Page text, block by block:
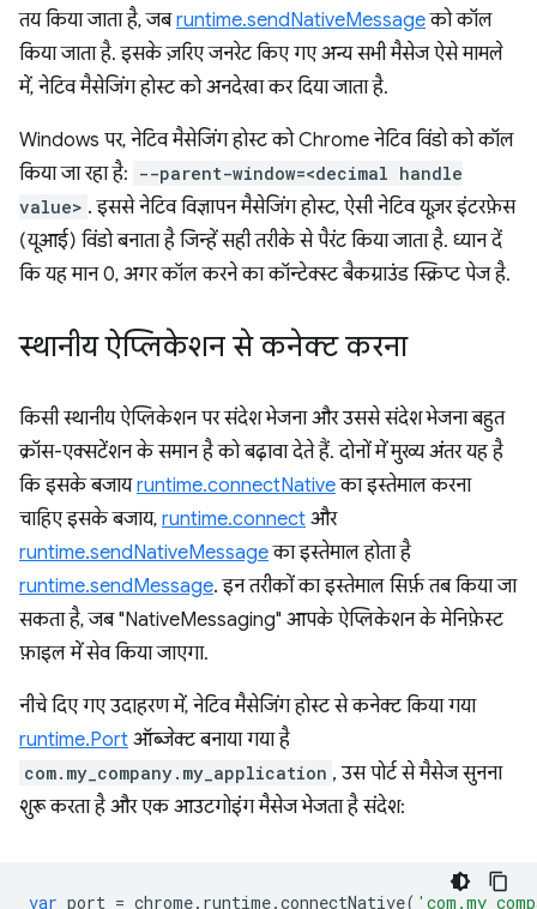
तय किया जाता है, जबruntime.sendNativeMessageको कॉल
किया जाता है. इसके ज़रिए जनरेट किए गए अन्य सभी मैसेज ऐसे मामले
में, नेटिव मैसेजिंग होस्ट को अनदेखा कर दिया जाता है.
Windows पर, नेटिव मैसेजिंग होस्ट को Chrome नेटिव विंडो को कॉल
किया जा रहा है: --parent-window=<decimal handle
value> . इससे नेटिव विज्ञापन मैसेजिंग होस्ट, ऐसी नेटिव यूज़र इंटरफ़ेस
(यूआई) विंडो बनाता है जिन्हें सही तरीके से पैरंट किया जाता है. ध्यान दें
कि यह मान 0, अगर कॉल करने का कॉन्टेक्स्ट बैकग्राउंड स्क्रिप्ट पेज है.
स्थानीय ऐप्लिकेशन से कनेक्ट करना
किसी स्थानीय ऐप्लिकेशन पर संदेश भेजना और उससे संदेश भेजना बहुत
क्रॉस-एक्सटेंशन के समान है को बढ़ावा देते हैं. दोनों में मुख्य अंतर यह है
कि इसके बजायruntime.connectNativeका इस्तेमाल करना
चाहिए इसके बजाय, runtime.connect और
runtime.sendNativeMessageका इस्तेमाल होता है
runtime.sendMessage. इन तरीकों का इस्तेमाल सिर्फ़ तब किया जा
सकता है, जब "NativeMessaging" आपके ऐप्लिकेशन केमेनिफ़ेस्ट
फ़ाइल में सेव किया जाएगा.
नीचे दिए गए उदाहरण में, नेटिव मैसेजिंग होस्ट से कनेक्ट किया गया
runtime.Port ऑब्जेक्ट बनाया गया है
com.my_company.my_application , उस पोर्ट से मैसेज सुनना
शुरू करता है और एक आउटगोइंग मैसेज भेजता है संदेश:
var port = chrome. runtime.connectNative(